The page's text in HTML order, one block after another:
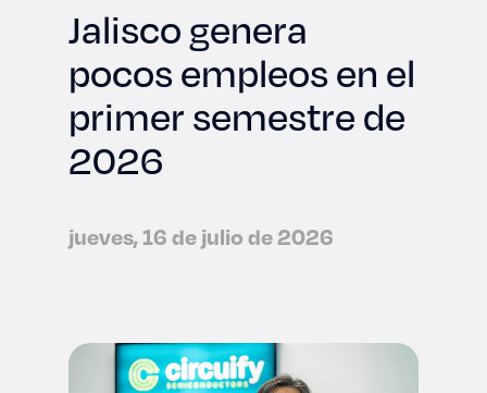
Jalisco genera
pocos empleos en el
primer semestre de
2026
jueves, 16 de julio de 2026